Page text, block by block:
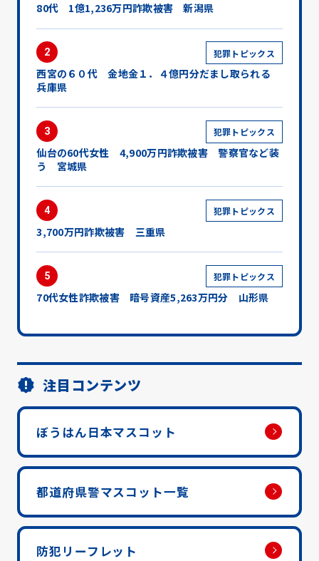
80代 1億1,236万円詐欺被害 新潟県
2 犯罪トピックス
西宮の６０代 金地金１．４億円分だまし取られる
兵庫県
3 犯罪トピックス
仙台の60代女性 4,900万円詐欺被害 警察官など装
う 宮城県
4 犯罪トピックス
3,700万円詐欺被害 三重県
5 犯罪トピックス
70代女性詐欺被害 暗号資産5,263万円分 山形県
注目コンテンツ
ぼうはん日本マスコット
都道府県警マスコット一覧
防犯リーフレット